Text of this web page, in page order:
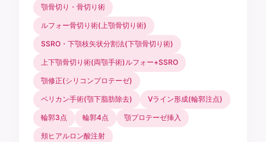
顎骨切り・骨切り術
ルフォー骨切り術(上顎骨切り術)
SSRO・下顎枝矢状分割法(下顎骨切り術)
上下顎骨切り術(両顎手術)ルフォー+SSRO
顎修正(シリコンプロテーゼ)
ペリカン手術(顎下脂肪除去) Vライン形成(輪郭注点)
輪郭3点 輪郭4点 顎プロテーゼ挿入
頬ヒアルロン酸注射